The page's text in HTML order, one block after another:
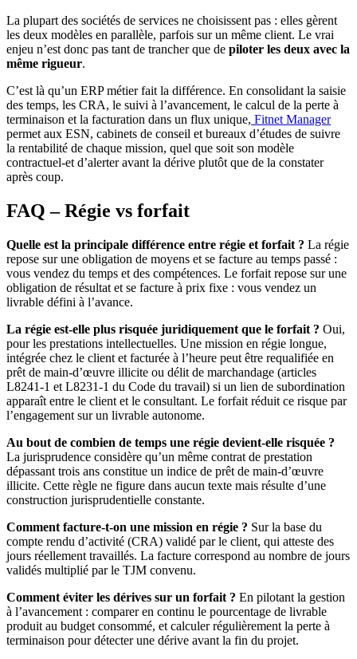
La plupart des sociétés de services ne choisissent pas : elles gèrent
les deux modèles en parallèle, parfois sur un même client. Le vrai
enjeu n’est donc pas tant de trancher que de piloter les deux avec la
même rigueur.
C’est là qu’un ERP métier fait la différence. En consolidant la saisie
des temps, les CRA, le suivi à l’avancement, le calcul de la perte à
terminaison et la facturation dans un flux unique, Fitnet Manager
permet aux ESN, cabinets de conseil et bureaux d’études de suivre
la rentabilité de chaque mission, quel que soit son modèle
contractuel-et d’alerter avant la dérive plutôt que de la constater
après coup.
FAQ – Régie vs forfait
Quelle est la principale différence entre régie et forfait ? La régie
repose sur une obligation de moyens et se facture au temps passé :
vous vendez du temps et des compétences. Le forfait repose sur une
obligation de résultat et se facture à prix fixe : vous vendez un
livrable défini à l’avance.
La régie est-elle plus risquée juridiquement que le forfait ? Oui,
pour les prestations intellectuelles. Une mission en régie longue,
intégrée chez le client et facturée à l’heure peut être requalifiée en
prêt de main-d’œuvre illicite ou délit de marchandage (articles
L8241-1 et L8231-1 du Code du travail) si un lien de subordination
apparaît entre le client et le consultant. Le forfait réduit ce risque par
l’engagement sur un livrable autonome.
Au bout de combien de temps une régie devient-elle risquée ?
La jurisprudence considère qu’un même contrat de prestation
dépassant trois ans constitue un indice de prêt de main-d’œuvre
illicite. Cette règle ne figure dans aucun texte mais résulte d’une
construction jurisprudentielle constante.
Comment facture-t-on une mission en régie ? Sur la base du
compte rendu d’activité (CRA) validé par le client, qui atteste des
jours réellement travaillés. La facture correspond au nombre de jours
validés multiplié par le TJM convenu.
Comment éviter les dérives sur un forfait ? En pilotant la gestion
à l’avancement : comparer en continu le pourcentage de livrable
produit au budget consommé, et calculer régulièrement la perte à
terminaison pour détecter une dérive avant la fin du projet.